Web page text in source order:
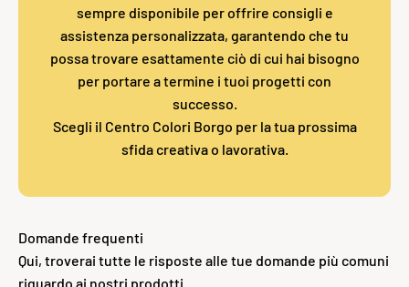
sempre disponibile per offrire consigli e
assistenza personalizzata, garantendo che tu
possa trovare esattamente ciò di cui hai bisogno
per portare a termine i tuoi progetti con
successo.
Scegli il Centro Colori Borgo per la tua prossima
sfida creativa o lavorativa.
Domande frequenti
Qui, troverai tutte le risposte alle tue domande più comuni
riguardo ai nostri prodotti.